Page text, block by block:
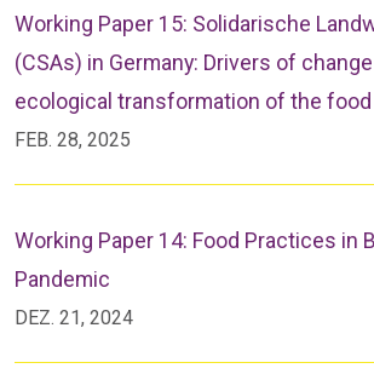
Working Paper 15: Solidarische
(CSAs) in Germany: Drivers of
ecological transformation of the
FEB. 28, 2025
Working Paper 14: Food Practices in
Pandemic
DEZ. 21, 2024